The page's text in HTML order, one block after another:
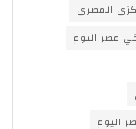
المصرى
مصر اليوم
اليوم